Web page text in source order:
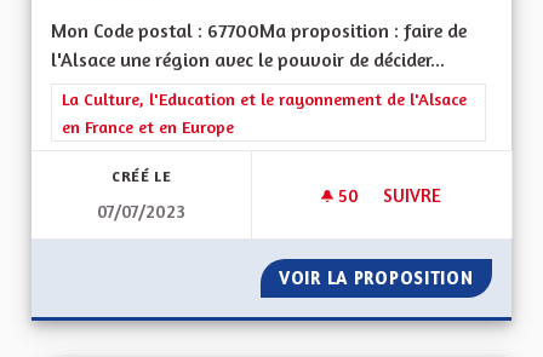
Mon Code postal : 67700Ma proposition : faire de
l'Alsace une région avec le pouvoir de décider...
Filtrer les résultats de la catégorie : La Culture, l'Education et
La Culture, l'Education et le rayonnement de l'Alsace
en France et en Europe
CRÉÉ LE
07/07/2023
50 50 ABONNÉS
SUIVRE
VOIR LA PROPOSITION PLUS